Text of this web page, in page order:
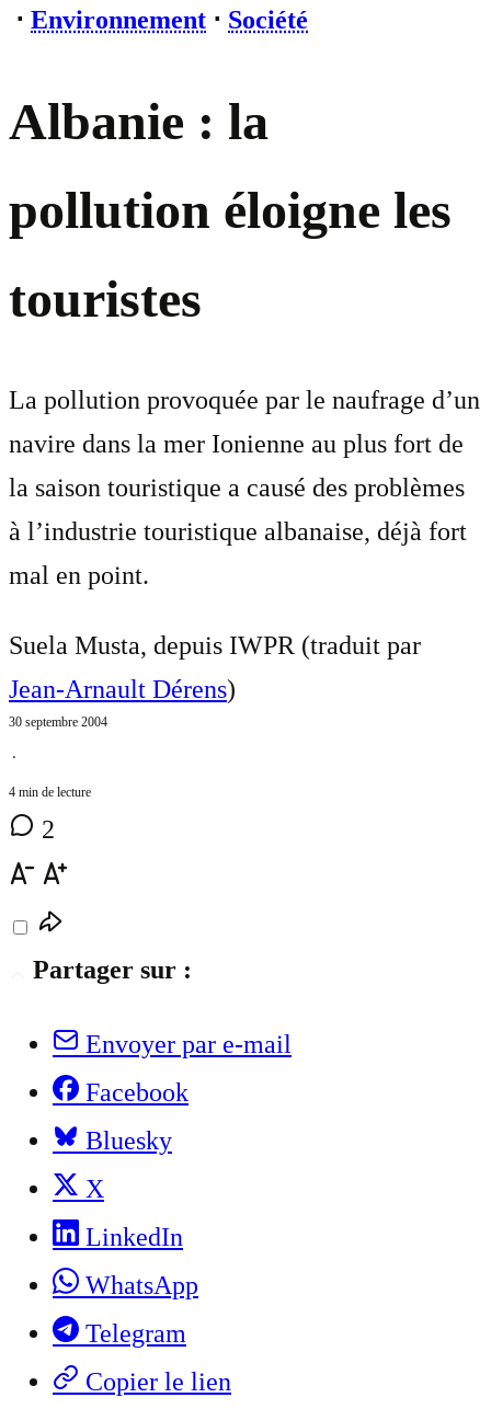
⋅ Environnement ⋅ Société
Albanie : la
pollution éloigne les
touristes
La pollution provoquée par le naufrage d’un
navire dans la mer Ionienne au plus fort de
la saison touristique a causé des problèmes
à l’industrie touristique albanaise, déjà fort
mal en point.
Suela Musta, depuis IWPR (traduit par
Jean-Arnault Dérens)
30 septembre 2004
⋅
4 min de lecture
2
Partager sur :
Envoyer par e-mail
Facebook
Bluesky
X
LinkedIn
WhatsApp
Telegram
Copier le lien